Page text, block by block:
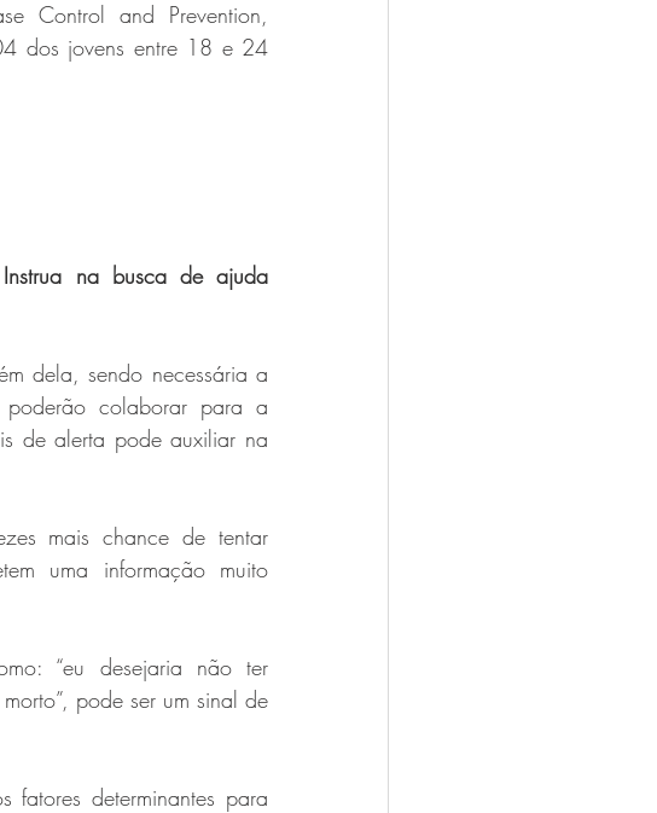
Control and Prevention,
dos jovens entre 18 e 24
na busca de ajuda
dela, sendo necessária a
poderão colaborar para a
de alerta pode auxiliar na
mais chance de tentar
uma informação muito
“eu desejaria não ter
pode ser um sinal de
fatores determinantes para